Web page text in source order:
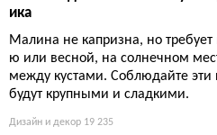
ика
Малина не капризна, но
ю или весной, на солнечном
между кустами. Соблюдайте
будут крупными и сладкими.
Дизайн и декор 19 235